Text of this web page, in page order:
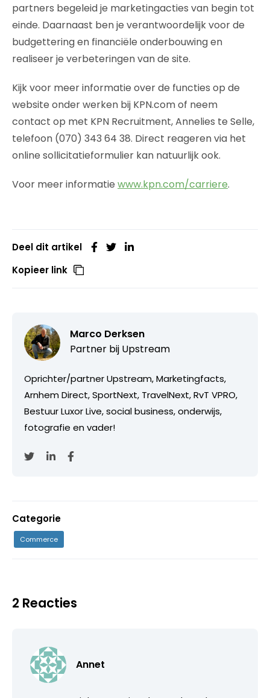
partners begeleid je marketingacties van begin tot
einde. Daarnaast ben je verantwoordelijk voor de
budgettering en financiële onderbouwing en
realiseer je verbeteringen van de site.
Kijk voor meer informatie over de functies op de
website onder werken bij KPN.com of neem
contact op met KPN Recruitment, Annelies te Selle,
telefoon (070) 343 64 38. Direct reageren via het
online sollicitatieformulier kan natuurlijk ook.
Voor meer informatie www.kpn.com/carriere.
Deel dit artikel
Kopieer link
Marco Derksen
Partner bij Upstream
Oprichter/partner Upstream, Marketingfacts,
Arnhem Direct, SportNext, TravelNext, RvT VPRO,
Bestuur Luxor Live, social business, onderwijs,
fotografie en vader!
Categorie
Commerce
2 Reacties
Annet